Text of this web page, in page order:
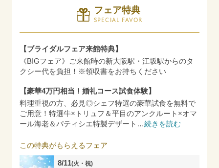
フェア特典
SPECIAL FAVOR
【ブライダルフェア来館特典】
《BIGフェア》ご来館時の新大阪駅・江坂駅からのタ
クシー代を負担！※領収書をお持ちください
【豪華4万円相当！婚礼コース試食体験】
料理重視の方、必見◎シェフ特選の豪華試食を無料で
ご用意！特選牛×トリュフ＆平目のアンクルート×オマ
ール海老＆パティシエ特製デザート …続きを読む
この特典がもらえるフェア
8/11(火・祝)